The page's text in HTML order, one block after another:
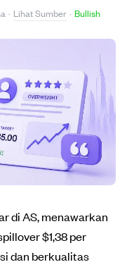
· Lihat Sumber · Bullish
di AS, menawarkan
$1,38 per
dan berkualitas